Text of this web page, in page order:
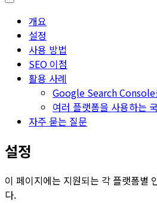
개요
설정
사용 방법
SEO 이점
활용 사례
Google Search Console
여러 플랫폼을 사용하는
자주 묻는 질문
설정
이 페이지에는 지원되는 각 플랫폼별
다.